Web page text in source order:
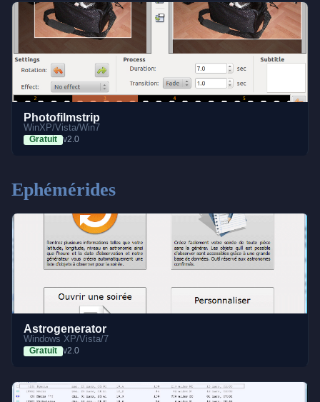
Photofilmstrip
WinXP/Vista/Win7
Gratuit v2.0
Ephémérides
Astrogenerator
Windows XP/Vista/7
Gratuit v2.0